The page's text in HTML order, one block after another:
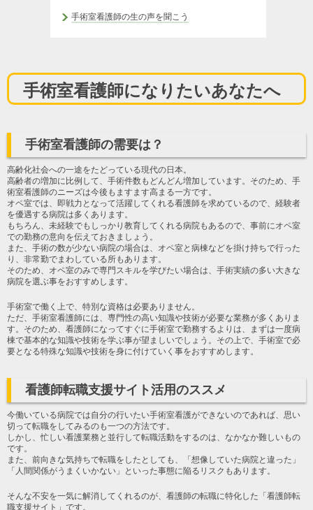
手術室看護師の生の声を聞こう
手術室看護師になりたいあなたへ
手術室看護師の需要は？
高齢化社会への一途をたどっている現代の日本。
高齢者の増加に比例して、手術件数もどんどん増加しています。そのため、手
術室看護師のニーズは今後もますます高まる一方です。
オペ室では、即戦力となって活躍してくれる看護師を求めているので、経験者
を優遇する病院は多くあります。
もちろん、未経験でもしっかり教育してくれる病院もあるので、事前にオペ室
での勤務の意向を伝えておきましょう。
また、手術の数が少ない病院の場合は、オペ室と病棟などを掛け持ちで行った
り、非常勤でまわしている所もあります。
そのため、オペ室のみで専門スキルを学びたい場合は、手術実績の多い大きな
病院を選ぶ事をおすすめします。
手術室で働く上で、特別な資格は必要ありません。
ただ、手術室看護師には、専門性の高い知識や技術が必要な業務が多くありま
す。そのため、看護師になってすぐに手術室で勤務するよりは、まずは一度病
棟で基本的な知識や技術を学ぶ事が望ましいでしょう。その上で、手術室で必
要となる特殊な知識や技術を身に付けていく事をおすすめします。
看護師転職支援サイト活用のススメ
今働いている病院では自分の行いたい手術室看護ができないのであれば、思い
切って転職をしてみるのも一つの方法です。
しかし、忙しい看護業務と並行して転職活動をするのは、なかなか難しいもの
です。
また、前向きな気持ちで転職をしたとしても、「想像していた病院と違った」
「人間関係がうまくいかない」といった事態に陥るリスクもあります。
そんな不安を一気に解消してくれるのが、看護師の転職に特化した「看護師転
職支援サイト」です。